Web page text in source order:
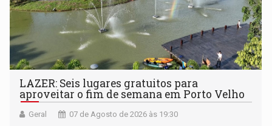
LAZER: Seis lugares gratuitos para
aproveitar o fim de semana em Porto Velho
Geral 07 de Agosto de 2026 às 19:30